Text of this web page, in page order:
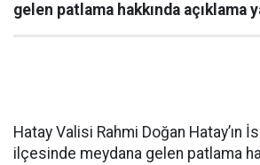
gelen patlama hakkında açıklama
Hatay Valisi Rahmi Doğan Hatay’ın
ilçesinde meydana gelen patlama